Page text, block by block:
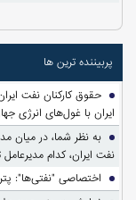
پربیننده ترین ها
حقوق کارکنان نفت
ایران با غول‌های انرژی
به نظر شما، در میان
نفت ایران، کدام
اختصاصی "نفتی‌ها":